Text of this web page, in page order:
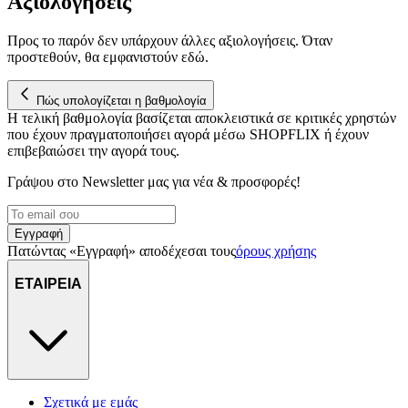
Προς το παρόν δεν υπάρχουν άλλες αξιολογήσεις. Όταν
προστεθούν, θα εμφανιστούν εδώ.
Πώς υπολογίζεται η βαθμολογία
Η τελική βαθμολογία βασίζεται αποκλειστικά σε κριτικές χρηστών
που έχουν πραγματοποιήσει αγορά μέσω SHOPFLIX ή έχουν
επιβεβαιώσει την αγορά τους.
Γράψου στο Νewsletter μας για νέα & προσφορές!
Εγγραφή
Πατώντας «Εγγραφή» αποδέχεσαι τουςόρους χρήσης
ΕΤΑΙΡΕΙΑ
Σχετικά με εμάς